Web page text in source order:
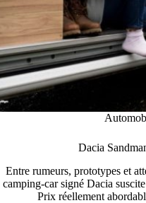
Dacia
Entre rumeurs, prototypes et
camping-car signé Dacia
Prix réellement